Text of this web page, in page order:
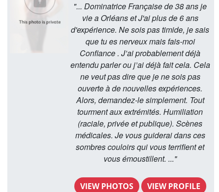
"... Dominatrice Française de 38 ans je
vie a Orléans et J'ai plus de 6 ans
d'expérience. Ne sois pas timide, je sais
que tu es nerveux mais fais-moi
Confiance . J’ai probablement déjà
entendu parler ou j’ai déjà fait cela. Cela
ne veut pas dire que je ne sois pas
ouverte à de nouvelles expériences.
Alors, demandez-le simplement. Tout
tourment aux extrémités. Humiliation
(raciale, privée et publique). Scènes
médicales. Je vous guiderai dans ces
sombres couloirs qui vous terrifient et
vous émoustillent. ..."
VIEW PHOTOS VIEW PROFILE